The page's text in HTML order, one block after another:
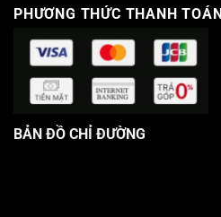
PHƯƠNG THỨC THANH TOÁN
BẢN ĐỒ CHỈ ĐƯỜNG